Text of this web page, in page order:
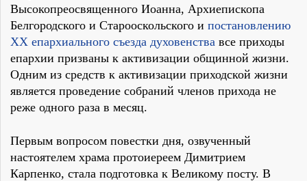
Высокопреосвященного Иоанна, Архиепископа
Белгородского и Старооскольского и постановлению
XX епархиального съезда духовенства все приходы
епархии призваны к активизации общинной жизни.
Одним из средств к активизации приходской жизни
является проведение собраний членов прихода не
реже одного раза в месяц.
Первым вопросом повестки дня, озвученный
настоятелем храма протоиереем Димитрием
Карпенко, стала подготовка к Великому посту. В